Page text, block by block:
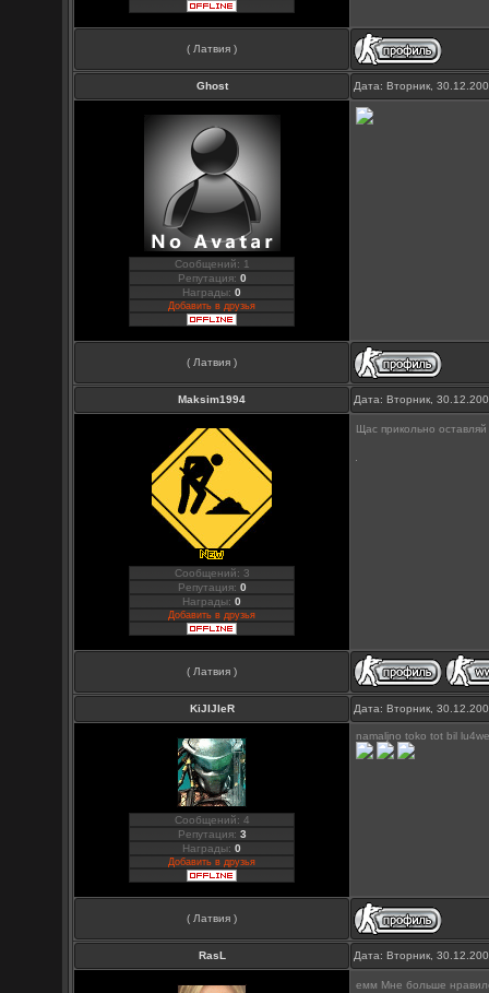
( Латвия )
Ghost Дата: Вторник,
Сообщений: 1
Репутация: 0
Награды:0
Добавить в друзья
( Латвия )
Maksim1994 Дата: Вторник,
Сообщений: 3
Репутация: 0
Награды:0
Добавить в друзья
Щас прикольно
( Латвия )
KiJIJIeR Дата: Вторник,
Сообщений: 4
Репутация: 3
Награды:0
Добавить в друзья
namaljno toko tot bil
( Латвия )
RasL Дата: Вторник,
емм Мне больше